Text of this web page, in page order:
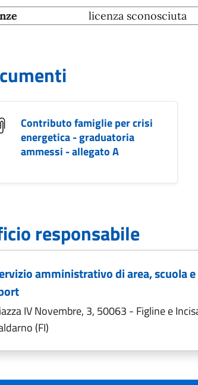
licenza sconosciuta
Contributo famiglie per crisi
energetica - graduatoria
ammessi - allegato A
responsabile
amministrativo di area, scuola e
IV Novembre, 3, 50063 - Figline e
(FI)